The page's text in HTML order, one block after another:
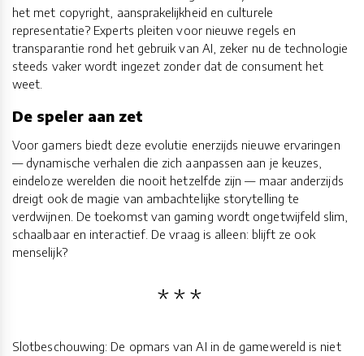
het met copyright, aansprakelijkheid en culturele
representatie? Experts pleiten voor nieuwe regels en
transparantie rond het gebruik van AI, zeker nu de technologie
steeds vaker wordt ingezet zonder dat de consument het
weet.
De speler aan zet
Voor gamers biedt deze evolutie enerzijds nieuwe ervaringen
— dynamische verhalen die zich aanpassen aan je keuzes,
eindeloze werelden die nooit hetzelfde zijn — maar anderzijds
dreigt ook de magie van ambachtelijke storytelling te
verdwijnen. De toekomst van gaming wordt ongetwijfeld slim,
schaalbaar en interactief. De vraag is alleen: blijft ze ook
menselijk?
Slotbeschouwing: De opmars van AI in de gamewereld is niet